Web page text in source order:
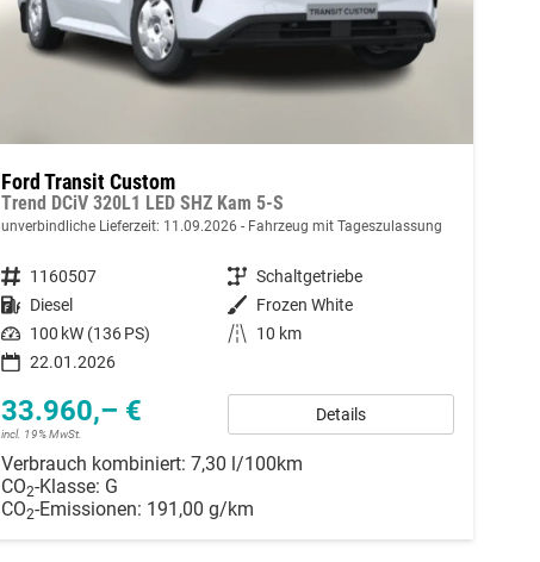
Ford Transit Custom
Trend DCiV 320L1 LED SHZ Kam 5-S
unverbindliche Lieferzeit: 11.09.2026 Fahrzeug mit Tageszulassung
Fahrzeugnummer 1160507 Getriebe Schaltgetriebe
Kraftstoff Diesel Außenfarbe Frozen White
Leistung 100 kW (136 PS) Kilometerstand
10 km
22.01.2026
33.960,– €
incl. 19% MwSt.
Details
Verbrauch kombiniert: 7,30 l/100km
CO2-Klasse: G
CO2-Emissionen: 191,00 g/km